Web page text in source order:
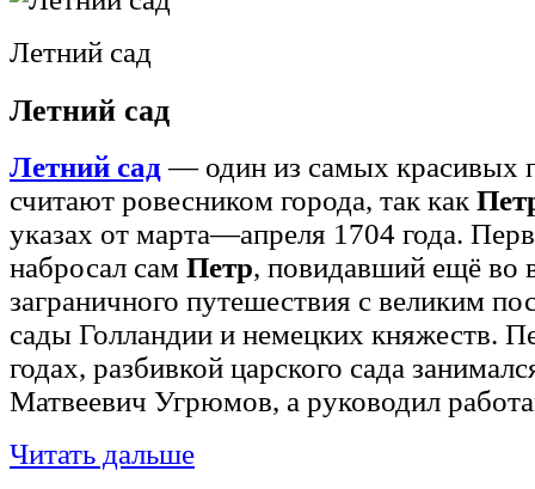
Летний сад
Летний сад
Летний сад — один из самых красивых
считают ровесником города, так как
указах от марта—апреля 1704 года.
набросал сам Петр, повидавший ещё во
заграничного путешествия с великим
сады Голландии и немецких княжеств.
годах, разбивкой царского сада
Матвеевич Угрюмов, а руководил
Читать дальше